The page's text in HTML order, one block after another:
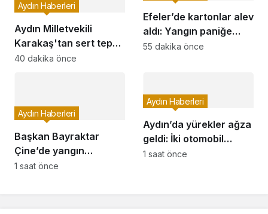
Aydın Milletvekili
Karakaş'tan sert tepki!
"Böyle bir şey olmaz,
Aydın Haberleri
40 dakika önce
Efeler’de kartonlar alev
aldı: Yangın paniğe
neden oldu
55 dakika önce
Başkan Bayraktar
Çine’de yangın
mağduru çiftçileri
Aydın Haberleri
1 saat önce
Aydın’da yürekler ağza
geldi: İki otomobil
çarpıştı
Aydın Haberleri
1 saat önce